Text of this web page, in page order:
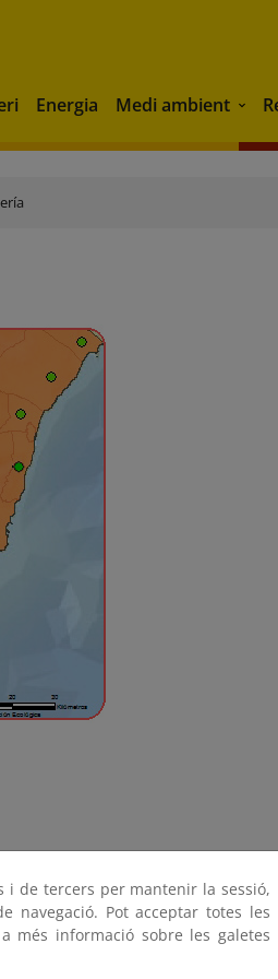
Energia Medi ambient
i de tercers per mantenir la sessió,
navegació. Pot acceptar totes les
més informació sobre les galetes